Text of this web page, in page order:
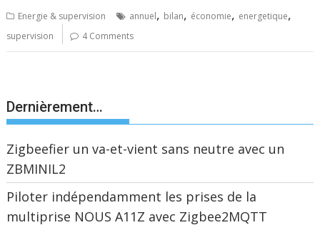
Energie & supervision annuel, bilan, économie, energetique,
supervision 4 Comments
Dernièrement…
Zigbeefier un va-et-vient sans neutre avec un
ZBMINIL2
Piloter indépendamment les prises de la
multiprise NOUS A11Z avec Zigbee2MQTT